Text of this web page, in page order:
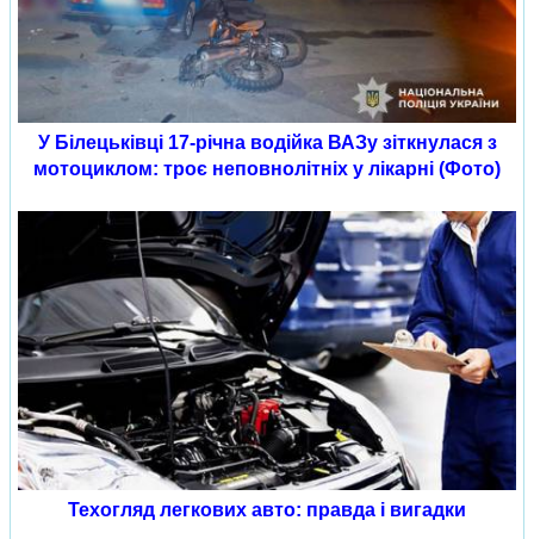
У Білецьківці 17-річна водійка ВАЗу зіткнулася з
мотоциклом: троє неповнолітніх у лікарні (Фото)
Техогляд легкових авто: правда і вигадки